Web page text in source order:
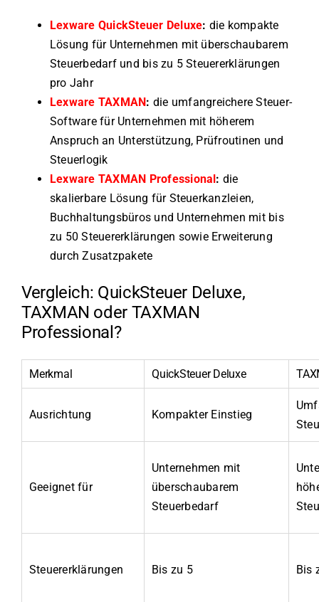
Lexware QuickSteuer Deluxe: die kompakte
Lösung für Unternehmen mit überschaubarem
Steuerbedarf und bis zu 5 Steuererklärungen
pro Jahr
Lexware TAXMAN : die umfangreichere Steuer-
Software für Unternehmen mit höherem
Anspruch an Unterstützung, Prüfroutinen und
Steuerlogik
Lexware TAXMAN Professional : die
skalierbare Lösung für Steuerkanzleien,
Buchhaltungsbüros und Unternehmen mit bis
zu 50 Steuererklärungen sowie Erweiterung
durch Zusatzpakete
Vergleich: QuickSteuer Deluxe,
TAXMAN oder TAXMAN
Professional?
Merkmal QuickSteuer Deluxe
Ausrichtung Kompakter Einstieg
Geeignet für
Unternehmen mit
überschaubarem
Steuerbedarf
Steuererklärungen Bis zu 5 Bis